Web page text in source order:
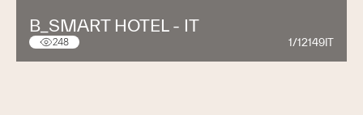
B_SMART HOTEL - IT
248 1/12149IT